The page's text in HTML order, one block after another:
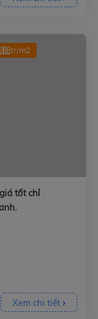
m2
tốt chỉ
Xem chi tiết